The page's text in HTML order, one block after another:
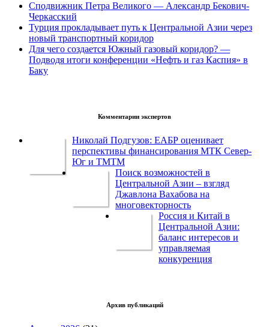
Сподвижник Петра Великого — Александр Бекович-
Черкасский
Турция прокладывает путь к Центральной Азии через
новый транспортный коридор
Для чего создается Южный газовый коридор? —
Подводя итоги конференции «Нефть и газ Каспия» в
Баку
Комментарии экспертов
Николай Подгузов: ЕАБР оценивает
перспективы финансирования МТК Север-
Юг и ТМТМ
Поиск возможностей в
Центральной Азии – взгляд
Джавлона Вахабова на
многовекторность
Россия и Китай в
Центральной Азии:
баланс интересов и
управляемая
конкуренция
Архив публикаций